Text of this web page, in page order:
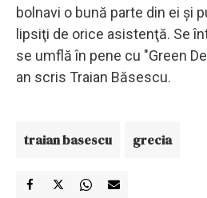
bolnavi o bună parte din ei şi
lipsiţi de orice asistenţă. Se
se umflă în pene cu "Green
an scris Traian Băsescu.
traian basescu grecia